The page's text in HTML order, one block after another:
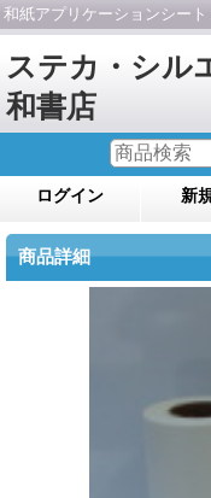
和紙アプリケーションシート
ステカ・シル
和書店
ログイン 新
商品詳細